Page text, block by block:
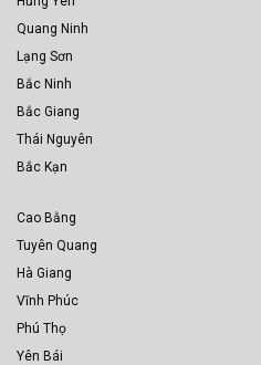
Quang Ninh
Lạng Sơn
Bắc Ninh
Bắc Giang
Thái Nguyên
Bắc Kạn
Cao Bằng
Tuyên Quang
Hà Giang
Vĩnh Phúc
Phú Thọ
Yên Bái